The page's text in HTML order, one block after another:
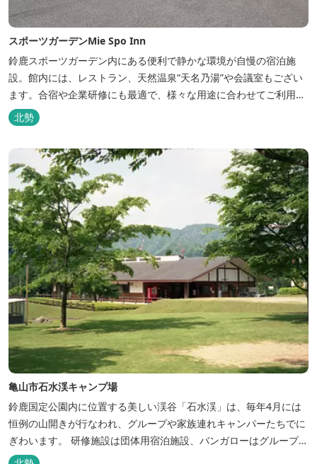
スポーツガーデンMie Spo Inn
鈴鹿スポーツガーデン内にある便利で静かな環境が自慢の宿泊施
設。館内には、レストラン、天然温泉“天名乃湯”や会議室もござい
ます。合宿や企業研修にも最適で、様々な用途に合わせてご利用頂
けます。
北勢
亀山市石水渓キャンプ場
鈴鹿国定公園内に位置する美しい渓谷「石水渓」は、毎年4月には
恒例の山開きが行なわれ、グループや家族連れキャンパーたちでに
ぎわいます。 研修施設は団体用宿泊施設、バンガローはグループ・
家族連れ用宿泊施設として、ハイキングやキャンプの拠点として最